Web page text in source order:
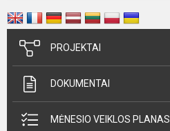
PROJEKTAI
DOKUMENTAI
MĖNESIO VEIKLOS PLANAS